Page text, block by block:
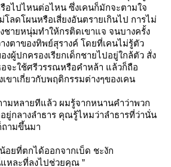
อไปไหนต่อไหน ซึ่งเคนก็มักจะตามใจ
ลดโผนหรือเสี่ยงอันตรายเกินไป การไม่
ชายหนุ่มทำให้กรติดเขาแจ จนบางครั้ง
งตาของทิพย์สุรางค์ โดยที่เคนไม่รู้ตัว
งผู้ปกครองเรียกเด็กชายไปอยู่ใกล้ตัว สั่ง
ะใช้ศรีวรรณหรือคำหล้า แล้วก็ถือ
ขาเกี่ยวกับพฤติกรรมต่างๆของเคน
ามหลายทีแล้ว ผมรู้จากหนานคำว่าพวก
ยู่กลางลำธาร คุณรู้ไหมว่าลำธารที่ว่านั่น
ถามขึ้นมา
อยที่ตกได้ออกจากเบ็ด ชะงัก
หละที่ลงไปช่วยคุณ ”